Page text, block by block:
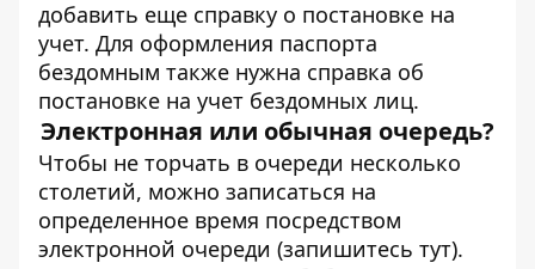
добавить еще справку о постановке на
учет. Для оформления паспорта
бездомным также нужна справка об
постановке на учет бездомных лиц.
Электронная или обычная очередь?
Чтобы не торчать в очереди несколько
столетий, можно записаться на
определенное время посредством
электронной очереди (запишитесь тут).